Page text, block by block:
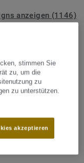
anzeigen (1146)
Böden
Verschweißung
Grundlage für
Tarkett
stimmen Sie
zu, um die
zu
zu unterstützen.
akzeptieren